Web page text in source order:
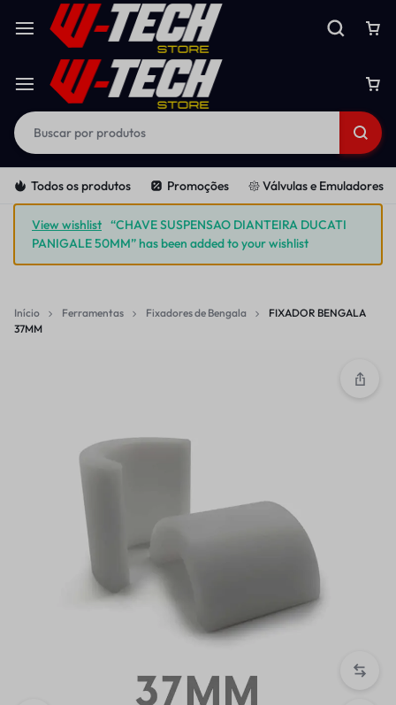
Todos os produtos Promoções 𑁍 Válvulas e Emuladores
View wishlist “CHAVE SUSPENSAO DIANTEIRA DUCATI
PANIGALE 50MM” has been added to your wishlist
Início Ferramentas Fixadores de Bengala
FIXADOR BENGALA
37MM